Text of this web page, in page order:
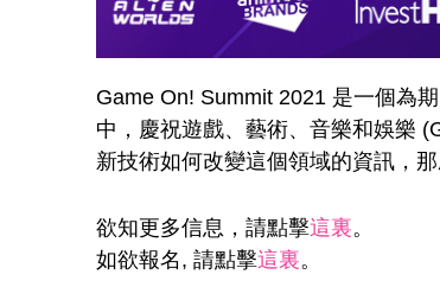
Game On! Summit 2021 是一個為
中，慶祝遊戲、藝術、音樂和娛樂
新技術如何改變這個領域的資訊，
欲知更多信息，請點擊這裏。
如欲報名, 請點擊這裏。